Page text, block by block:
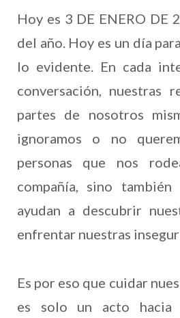
Hoy es 3 DE ENERO DE
del año. Hoy es un día
lo evidente. En cada
conversación, nuestras
partes de nosotros
ignoramos o no
personas que nos
compañía, sino
ayudan a descubrir
enfrentar nuestras
Es por eso que cuidar
es solo un acto hacia